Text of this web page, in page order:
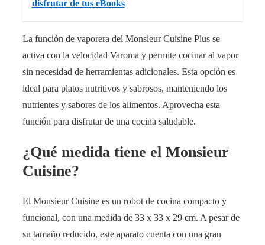
disfrutar de tus eBooks
La función de vaporera del Monsieur Cuisine Plus se
activa con la velocidad Varoma y permite cocinar al vapor
sin necesidad de herramientas adicionales. Esta opción es
ideal para platos nutritivos y sabrosos, manteniendo los
nutrientes y sabores de los alimentos. Aprovecha esta
función para disfrutar de una cocina saludable.
¿Qué medida tiene el Monsieur
Cuisine?
El Monsieur Cuisine es un robot de cocina compacto y
funcional, con una medida de 33 x 33 x 29 cm. A pesar de
su tamaño reducido, este aparato cuenta con una gran